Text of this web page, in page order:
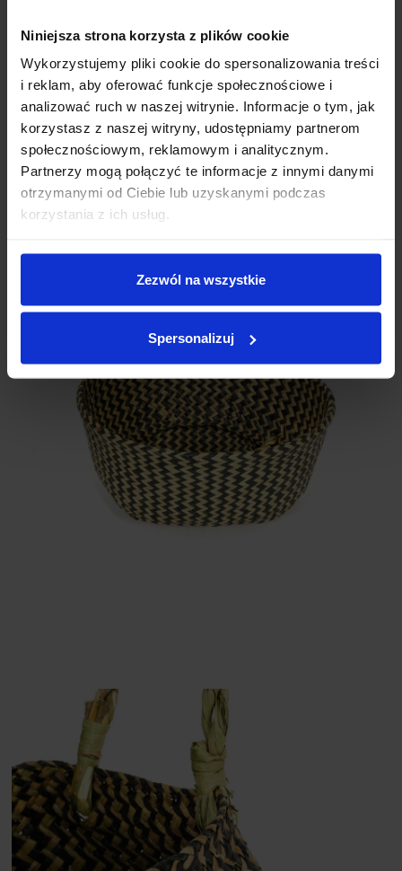
Niniejsza strona korzysta z plików cookie
Wykorzystujemy pliki cookie do spersonalizowania treści
i reklam, aby oferować funkcje społecznościowe i
analizować ruch w naszej witrynie. Informacje o tym, jak
korzystasz z naszej witryny, udostępniamy partnerom
społecznościowym, reklamowym i analitycznym.
Partnerzy mogą połączyć te informacje z innymi danymi
otrzymanymi od Ciebie lub uzyskanymi podczas
korzystania z ich usług.
Zezwól na wszystkie
Spersonalizuj